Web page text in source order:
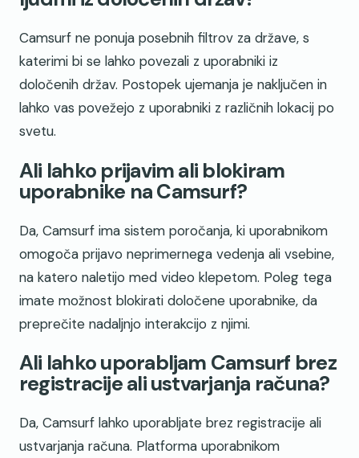
Camsurf ne ponuja posebnih filtrov za države, s
katerimi bi se lahko povezali z uporabniki iz
določenih držav. Postopek ujemanja je naključen in
lahko vas povežejo z uporabniki z različnih lokacij po
svetu.
Ali lahko prijavim ali blokiram
uporabnike na Camsurf?
Da, Camsurf ima sistem poročanja, ki uporabnikom
omogoča prijavo neprimernega vedenja ali vsebine,
na katero naletijo med video klepetom. Poleg tega
imate možnost blokirati določene uporabnike, da
preprečite nadaljnjo interakcijo z njimi.
Ali lahko uporabljam Camsurf brez
registracije ali ustvarjanja računa?
Da, Camsurf lahko uporabljate brez registracije ali
ustvarjanja računa. Platforma uporabnikom